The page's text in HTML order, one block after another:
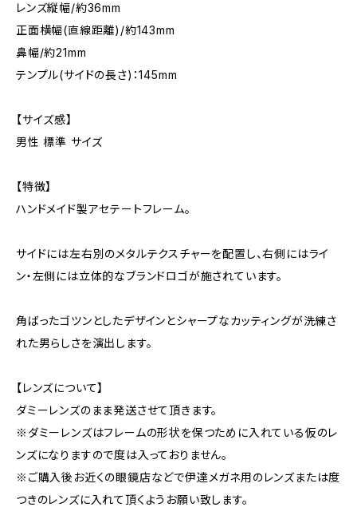
レンズ縦幅/約36mm
正面横幅(直線距離)/約143mm
鼻幅/約21mm
テンプル(サイドの長さ)：145mm
【サイズ感】
男性 標準 サイズ
【特徴】
ハンドメイド製アセテートフレーム。
サイドには左右別のメタルテクスチャーを配置し、右側にはライ
ン・左側には立体的なブランドロゴが施されています。
角ばったゴツンとしたデザインとシャープなカッティングが洗練さ
れた男らしさを演出します。
【レンズについて】
ダミーレンズのまま発送させて頂きます。
※ダミーレンズはフレームの形状を保つために入れている仮のレ
ンズになりますので度は入っておりません。
※ご購入後お近くの眼鏡店などで伊達メガネ用のレンズまたは度
つきのレンズに入れて頂くようお願い致します。